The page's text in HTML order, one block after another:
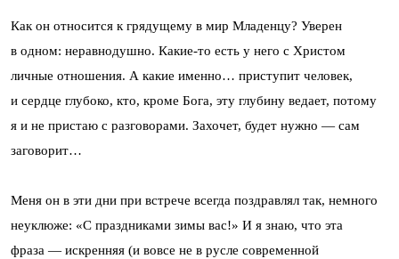
Как он относится к грядущему в мир Младенцу? Уверен
в одном: неравнодушно. Какие-то есть у него с Христом
личные отношения. А какие именно… приступит человек,
и сердце глубоко, кто, кроме Бога, эту глубину ведает, потому
я и не пристаю с разговорами. Захочет, будет нужно — сам
заговорит…
Меня он в эти дни при встрече всегда поздравлял так, немного
неуклюже: «С праздниками зимы вас!» И я знаю, что эта
фраза — искренняя (и вовсе не в русле современной